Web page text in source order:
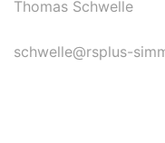
Thomas Schwelle
schwelle@rsplus-